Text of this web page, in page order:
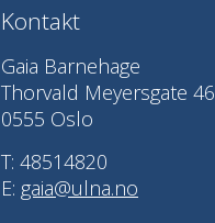
Kontakt
Gaia Barnehage
Thorvald Meyersgate 46
0555 Oslo
T: 48514820
E: gaia@ulna.no